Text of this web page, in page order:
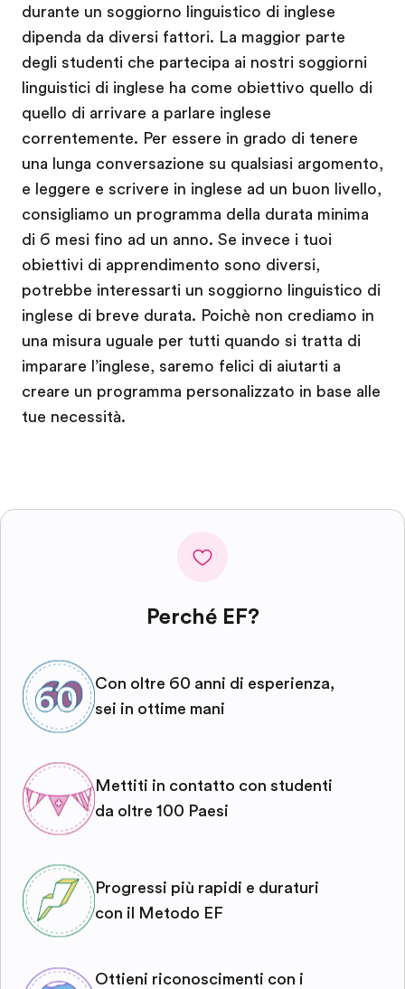
durante un soggiorno linguistico di inglese
dipenda da diversi fattori. La maggior parte
degli studenti che partecipa ai nostri soggiorni
linguistici di inglese ha come obiettivo quello di
quello di arrivare a parlare inglese
correntemente. Per essere in grado di tenere
una lunga conversazione su qualsiasi argomento,
e leggere e scrivere in inglese ad un buon livello,
consigliamo un programma della durata minima
di 6 mesi fino ad un anno. Se invece i tuoi
obiettivi di apprendimento sono diversi,
potrebbe interessarti un soggiorno linguistico di
inglese di breve durata. Poichè non crediamo in
una misura uguale per tutti quando si tratta di
imparare l’inglese, saremo felici di aiutarti a
creare un programma personalizzato in base alle
tue necessità.
Perché EF?
Con oltre 60 anni di esperienza,
sei in ottime mani
Mettiti in contatto con studenti
da oltre 100 Paesi
Progressi più rapidi e duraturi
con il Metodo EF
Ottieni riconoscimenti con i